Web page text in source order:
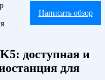
Написать обзор
доступная и
для